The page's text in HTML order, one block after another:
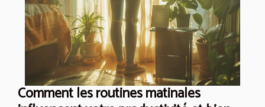
Comment les routines matinales